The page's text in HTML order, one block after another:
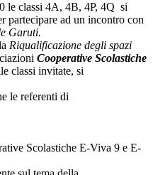
le classi 4A, 4B, 4P, 4Q si
partecipare ad un incontro con
Garuti.
Riqualificazione degli spazi
Cooperative Scolastiche
classi invitate, si
le referenti di
Scolastiche E-Viva 9 e E-